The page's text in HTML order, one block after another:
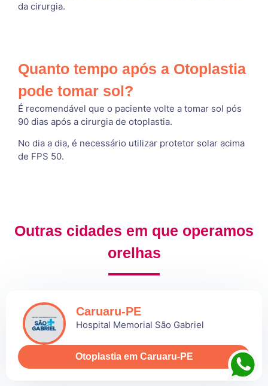
da cirurgia.
Quanto tempo após a Otoplastia
pode tomar sol?
É recomendável que o paciente volte a tomar sol pós
90 dias após a cirurgia de otoplastia.
No dia a dia, é necessário utilizar protetor solar acima
de FPS 50.
Outras cidades em que operamos
orelhas
Caruaru-PE
Hospital Memorial São Gabriel
Otoplastia em Caruaru-PE